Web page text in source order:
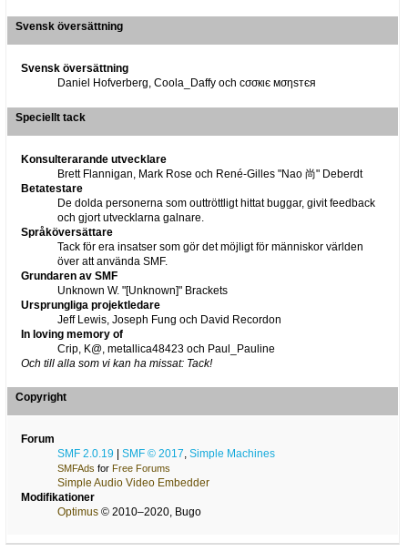
Svensk översättning
Svensk översättning
Daniel Hofverberg, Coola_Daffy och cσσкιє мσηѕтєя
Speciellt tack
Konsulterarande utvecklare
Brett Flannigan, Mark Rose och René-Gilles "Nao 尚" Deberdt
Betatestare
De dolda personerna som outtröttligt hittat buggar, givit feedback
och gjort utvecklarna galnare.
Språköversättare
Tack för era insatser som gör det möjligt för människor världen
över att använda SMF.
Grundaren av SMF
Unknown W. "[Unknown]" Brackets
Ursprungliga projektledare
Jeff Lewis, Joseph Fung och David Recordon
In loving memory of
Crip, K@, metallica48423 och Paul_Pauline
Och till alla som vi kan ha missat: Tack!
Copyright
Forum
SMF 2.0.19
SMF © 2017, Simple Machines
SMFAds for Free Forums
Simple Audio Video Embedder
Modifikationer
Optimus© 2010–2020, Bugo